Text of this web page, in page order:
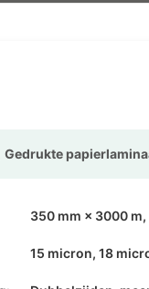
Gedrukte
350 mm × 3000
15 micron, 18